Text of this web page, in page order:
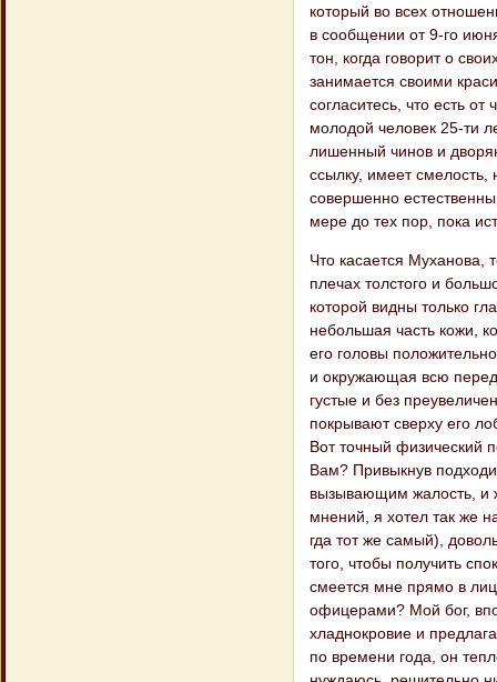
который во всех
в сообщении от 9-го
тон, когда говорит о
занимается своими
согласитесь, что есть от
молодой человек 25-ти
лишенный чинов и
ссылку, имеет
совершенно
мере до тех пор, пока
Что касается Муханова,
плечах толстого и
которой видны только
небольшая часть кожи,
его головы
и окружающая всю
густые и без
покрывают сверху его
Вот точный физический
Вам? При​выкнув
вызывающим жалость, и
мнений, я хотел так же
гда тот же самый),
того, чтобы полу​чить
смеется мне прямо в
офицерами? Мой бог,
хладнокровие и
по времени года, он